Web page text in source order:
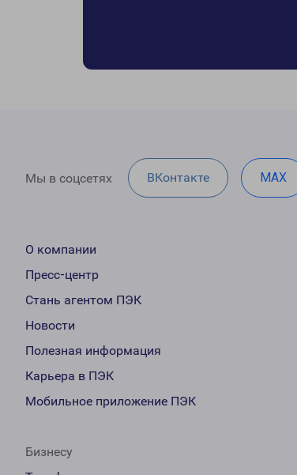
Мы в соцсетях ВКонтакте MAX
О компании
Пресс-центр
Стань агентом ПЭК
Новости
Полезная информация
Карьера в ПЭК
Мобильное приложение ПЭК
Бизнесу